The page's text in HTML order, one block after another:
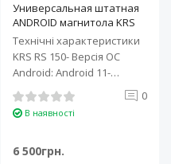
Универсальная штатная
ANDROID магнитола KRS
RS 150 10" 2/32 GB
Технічні характеристики
KRS RS 150- Версія ОС
Android: Android 11-
Процесор: 4-ядерний ARM
Cortex-A7..
0
В наявності
6 500грн.